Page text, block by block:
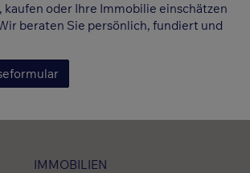
kaufen oder Ihre Immobilie einschätzen
beraten Sie persönlich, fundiert und
IMMOBILIEN